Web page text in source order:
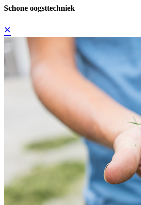
Schone oogsttechniek
×